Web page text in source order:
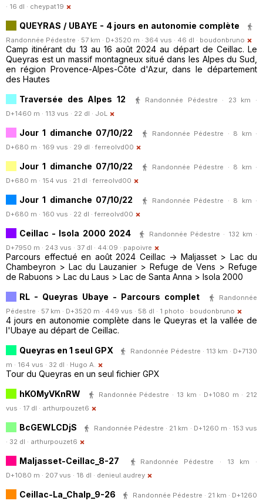
· 16 dl · cheypat19
QUEYRAS / UBAYE - 4 jours en autonomie complète
Randonnée Pédestre · 57 km · D+3520 m · 364 vus · 46 dl · boudonbruno
Camp itinérant du 13 au 16 août 2024 au départ de Ceillac. Le
Queyras est un massif montagneux situé dans les Alpes du Sud,
en région Provence-Alpes-Côte d'Azur, dans le département
des Hautes
Traversée des Alpes 12
Randonnée Pédestre · 23 km ·
D+1460 m · 113 vus · 22 dl · JoL
Jour 1 dimanche 07/10/22
Randonnée Pédestre · 8 km ·
D+680 m · 169 vus · 29 dl · ferreolvd00
Jour 1 dimanche 07/10/22
Randonnée Pédestre · 8 km ·
D+680 m · 154 vus · 21 dl · ferreolvd00
Jour 1 dimanche 07/10/22
Randonnée Pédestre · 8 km ·
D+680 m · 160 vus · 22 dl · ferreolvd00
Ceillac - Isola 2000 2024
Randonnée Pédestre · 132 km ·
D+7950 m · 243 vus · 37 dl · 44:09 · papoivre
Parcours effectué en août 2024 Ceillac -> Maljasset > Lac du
Chambeyron > Lac du Lauzanier > Refuge de Vens > Refuge
de Rabuons > Lac du Laus > Lac de Santa Anna > Isola 2000
RL - Queyras Ubaye - Parcours complet
Randonnée
Pédestre · 57 km · D+3520 m · 449 vus · 58 dl · 1 photo · boudonbruno
4 jours en autonomie complète dans le Queyras et la vallée de
l'Ubaye au départ de Ceillac.
Queyras en 1 seul GPX
Randonnée Pédestre · 113 km · D+7130
m · 164 vus · 32 dl · Hugo A.
Tour du Queyras en un seul fichier GPX
hKOMyVKnRW
Randonnée Pédestre · 13 km · D+1080 m · 212
vus · 17 dl · arthurpouzet6
BcGEWLCDjS
Randonnée Pédestre · 21 km · D+1260 m · 153 vus
· 32 dl · arthurpouzet6
Maljasset-Ceillac_8-27
Randonnée Pédestre · 13 km ·
D+1080 m · 207 vus · 18 dl · denieul.audrey
Ceillac-La_Chalp_9-26
Randonnée Pédestre · 21 km · D+1260